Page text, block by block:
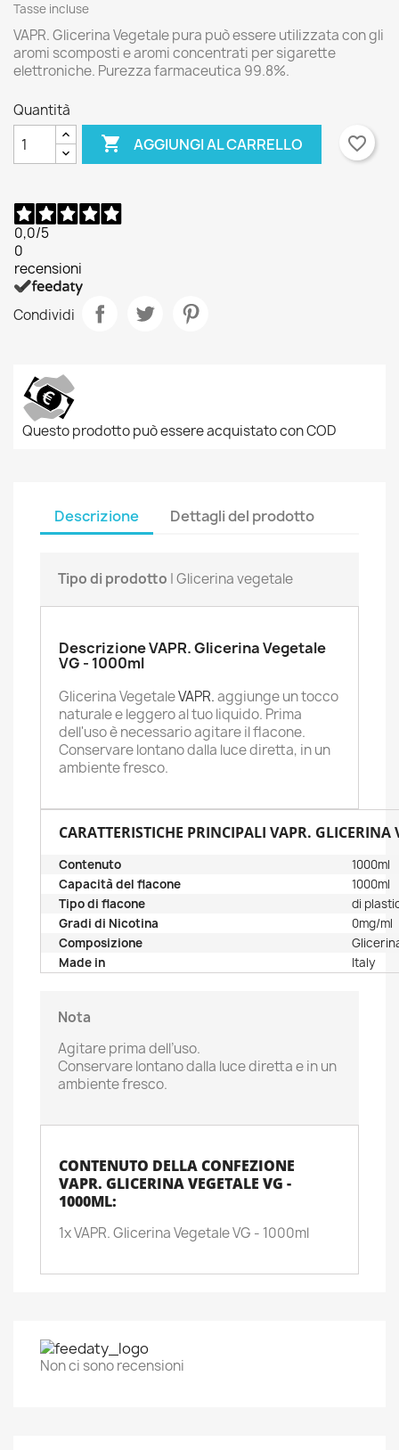
Tasse incluse
VAPR. Glicerina Vegetale pura può essere utilizzata con gli
aromi scomposti e aromi concentrati per sigarette
elettroniche. Purezza farmaceutica 99.8%.
Quantità
 AGGIUNGI AL CARRELLO favorite_border
0,0/5
0
recensioni
Condividi
Questo prodotto può essere acquistato con COD
Descrizione Dettagli del prodotto
Tipo di prodotto | Glicerina vegetale
Descrizione VAPR. Glicerina Vegetale
VG - 1000ml
Glicerina VegetaleVAPR.aggiunge un tocco
naturale e leggero al tuo liquido. Prima
dell'uso è necessario agitare il flacone.
Conservare lontano dalla luce diretta, in un
ambiente fresco.
CARATTERISTICHE PRINCIPALI VAPR. GLICERINA
Contenuto
1000ml
Capacità del flacone
1000ml
Tipo di flacone
di
Gradi di Nicotina
0mg/ml
Composizione
Made in
Italy
Nota
Agitare prima dell’uso.
Conservare lontano dalla luce diretta e in un
ambiente fresco.
CONTENUTO DELLA CONFEZIONE
VAPR. GLICERINA VEGETALE VG -
1000ML:
1x VAPR. Glicerina Vegetale VG - 1000ml
Non ci sono recensioni